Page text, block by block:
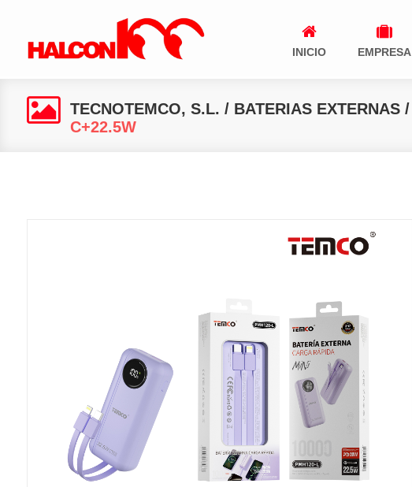
INICIO EMPRESA
TECNOTEMCO, S.L. / BATERIAS EXTERNAS/
C+22.5W